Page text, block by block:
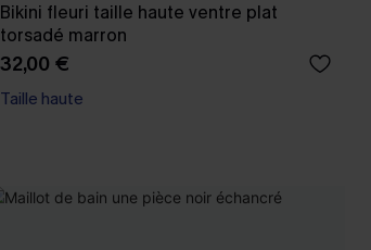
Bikini fleuri taille haute ventre plat
torsadé marron
32,00 €
Taille haute